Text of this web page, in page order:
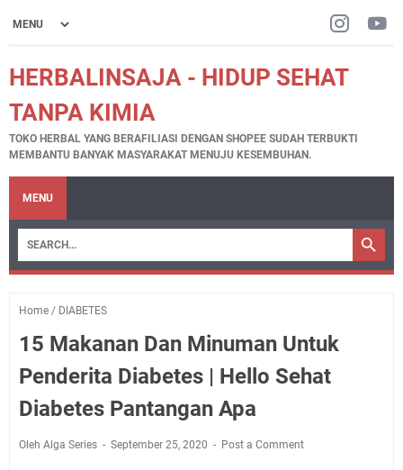
HERBALINSAJA - HIDUP SEHAT
TANPA KIMIA
TOKO HERBAL YANG BERAFILIASI DENGAN SHOPEE SUDAH TERBUKTI
MEMBANTU BANYAK MASYARAKAT MENUJU KESEMBUHAN.
MENU
Home / DIABETES
15 Makanan Dan Minuman Untuk
Penderita Diabetes | Hello Sehat
Diabetes Pantangan Apa
Oleh Alga Series September 25, 2020 Post a Comment